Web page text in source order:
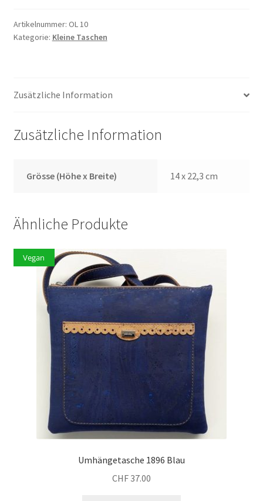
Artikelnummer: OL 10
Kategorie: Kleine Taschen
Zusätzliche Information
Zusätzliche Information
Grösse (Höhe x Breite) 14 x 22,3 cm
Ähnliche Produkte
Vegan
Umhängetasche 1896 Blau
CHF37.00